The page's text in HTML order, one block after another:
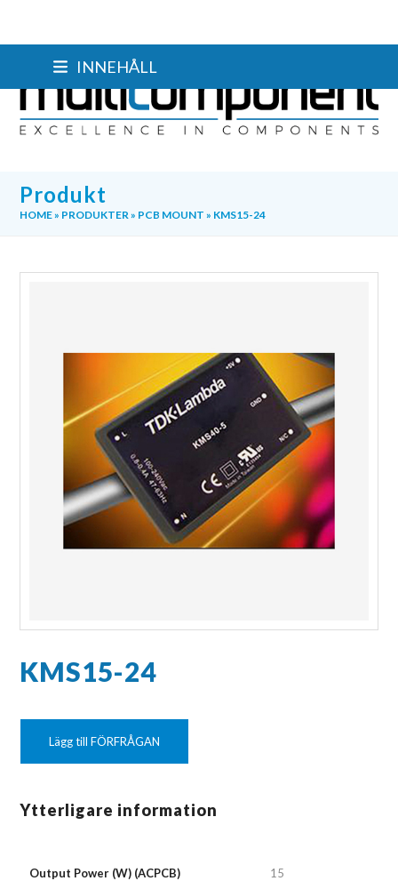
INNEHÅLL
Produkt
HOME» PRODUKTER» PCB MOUNT » KMS15-24
KMS15-24
Lägg till FÖRFRÅGAN
Ytterligare information
Output Power (W) (ACPCB) 15